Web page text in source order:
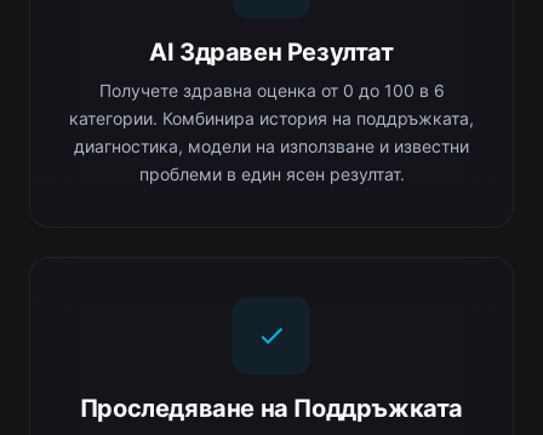
AI Здравен Резултат
Получете здравна оценка от 0 до 100 в 6
категории. Комбинира история на поддръжката,
диагностика, модели на използване и известни
проблеми в един ясен резултат.
Проследяване на Поддръжката